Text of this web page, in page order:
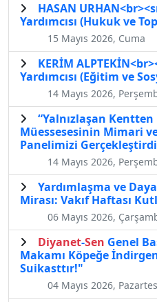
HASAN
Yardımcısı (Hukuk ve
15 Mayıs 2026, Cuma
KERİM
Yardımcısı (Eğitim ve
14 Mayıs 2026,
“Yalnızlaşan
Müessesesinin Mimari
Panelimizi
14 Mayıs 2026,
Yardımlaşma ve
Mirası: Vakıf Haftası
06 Mayıs 2026,
Diyanet-Sen Genel
Makamı Köpeğe
Suikasttır!"
04 Mayıs 2026,